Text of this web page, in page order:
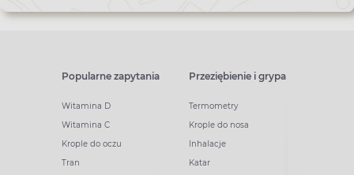
Popularne zapytania
Witamina D
Witamina C
Krople do oczu
Tran
Przeziębienie i grypa
Termometry
Krople do nosa
Inhalacje
Katar